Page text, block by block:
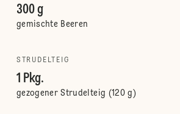
300 g
gemischte Beeren
STRUDELTEIG
1 Pkg.
gezogener Strudelteig (120 g)